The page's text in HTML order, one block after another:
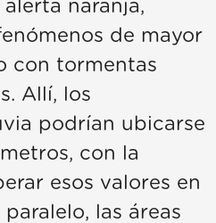
naranja,
de mayor
con tormentas
Allí, los
podrían ubicarse
con la
esos valores en
las áreas